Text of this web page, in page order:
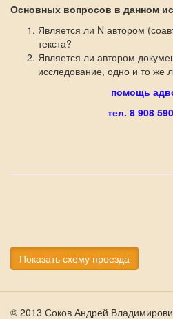
Основных вопросов в данном
Является ли N автором
текста?
Является ли автором
исследование, одно и то же
помощь
тел. 8 908
Показать схему проезда
© 2013 Соков Андрей